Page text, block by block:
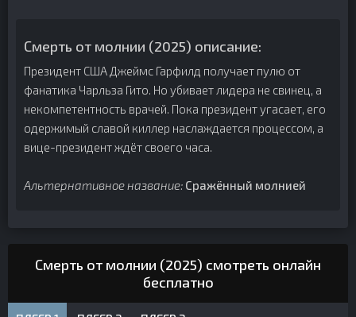
Смерть от молнии (2025) описание:
Президент США Джеймс Гарфилд получает пулю от
фанатика Чарльза Гито. Но убивает лидера не свинец, а
некомпетентность врачей. Пока президент угасает, его
одержимый славой киллер наслаждается процессом, а
вице-президент ждёт своего часа.
Альтернативное название: Сражённый молнией
Смерть от молнии (2025) смотреть онлайн
бесплатно